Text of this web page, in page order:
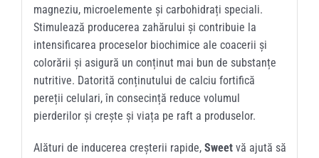
magneziu, microelemente și carbohidrați speciali.
Stimulează producerea zahărului și contribuie la
intensificarea proceselor biochimice ale coacerii și
colorării și asigură un conținut mai bun de substanțe
nutritive. Datorită conținutului de calciu fortifică
pereții celulari, în consecință reduce volumul
pierderilor și crește și viața pe raft a produselor.
Alături de inducerea creșterii rapide, Sweetvă ajută să